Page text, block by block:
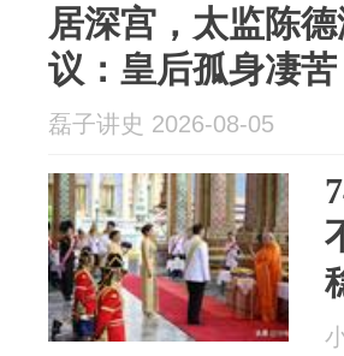
居深宫，太监陈
议：皇后孤身凄
磊子讲史 2026-08-05